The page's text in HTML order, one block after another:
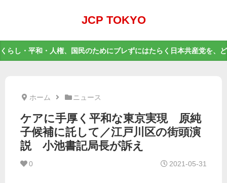
JCP TOKYO
くらし・平和・人権、国民のためにブレずにはたらく日本共産党を、
ホーム ニュース
ケアに手厚く平和な東京実現 原純
子候補に託して／江戸川区の街頭演
説 小池書記局長が訴え
0 2021-05-31